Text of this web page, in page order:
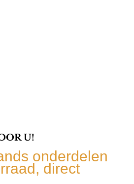
U!
onderdelen
direct